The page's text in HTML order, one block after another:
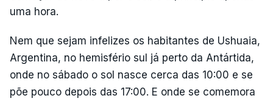
uma hora.
Nem que sejam infelizes os habitantes de Ushuaia,
Argentina, no hemisfério sul já perto da Antártida,
onde no sábado o sol nasce cerca das 10:00 e se
põe pouco depois das 17:00. E onde se comemora